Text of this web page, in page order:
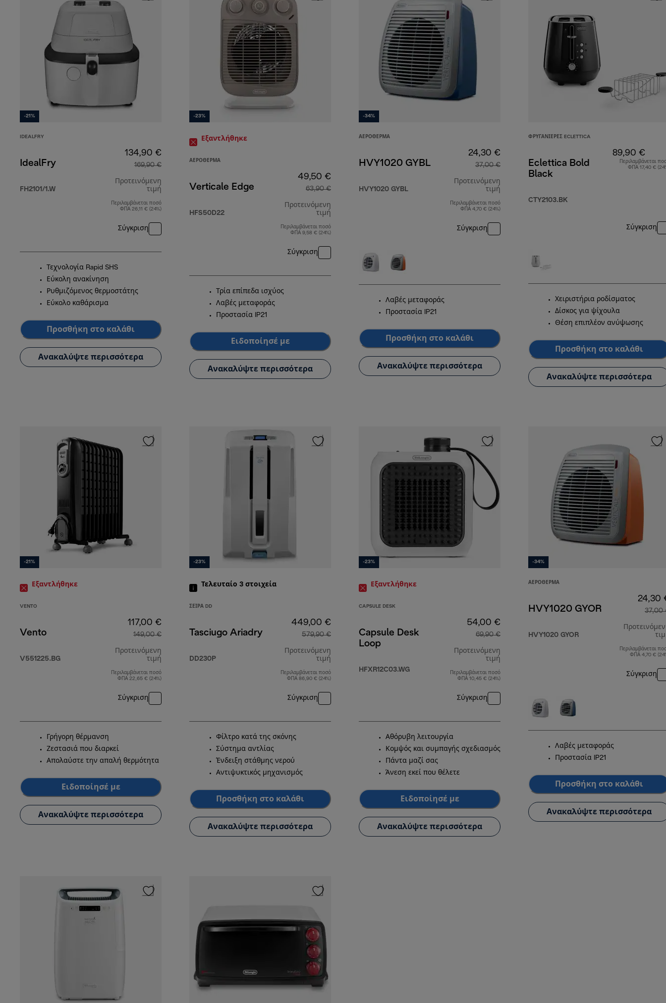
-21%
IDEALFRY
IdealFry
FH2101/1.W
134,90 €
169,90 €
Προτεινόμενη
τιμή
αρχική τιμή 169,90 €
Περιλαμβάνεται ποσό
ΦΠΑ 26,11 € (24%)
Σύγκριση
Τεχνολογία Rapid SHS
Εύκολη ανακίνηση
Ρυθμιζόμενος θερμοστάτης
Εύκολο καθάρισμα
Προσθήκη στο καλάθι
Ανακαλύψτε περισσότερα
-23%
Εξαντλήθηκε
ΑΕΡΌΘΕΡΜΑ
Verticale Edge
HFS50D22
49,50 €
63,90 €
Προτεινόμενη
τιμή
αρχική τιμή 63,90 €
Περιλαμβάνεται ποσό
ΦΠΑ 9,58 € (24%)
Σύγκριση
Τρία επίπεδα ισχύος
Λαβές μεταφοράς
Προστασία IP21
Ειδοποίησέ με
Ανακαλύψτε περισσότερα
-34%
ΑΕΡΌΘΕΡΜΑ
HVY1020 GYBL
HVY1020 GYBL
24,30 €
37,00 €
Προτεινόμενη
τιμή
αρχική τιμή 37,00 €
Περιλαμβάνεται ποσό
ΦΠΑ 4,70 € (24%)
Σύγκριση
Λαβές μεταφοράς
Προστασία IP21
Προσθήκη στο καλάθι
Ανακαλύψτε περισσότερα
ΦΡΥΓΑΝΙΈΡΕΣ ECLETTICA
Eclettica Bold
Black
CTY2103.BK
89,90 €
Περιλαμβάνεται
ΦΠΑ 17,40 €
Σύγκριση
Χειριστήρια ροδίσματος
Δίσκος για ψίχουλα
Θέση επιπλέον ανύψωσης
Προσθήκη στο καλάθι
Ανακαλύψτε περισσότερα
-21%
Εξαντλήθηκε
VENTO
Vento
V551225.BG
117,00 €
149,00 €
Προτεινόμενη
τιμή
αρχική τιμή 149,00 €
Περιλαμβάνεται ποσό
ΦΠΑ 22,65 € (24%)
Σύγκριση
Γρήγορη θέρμανση
Ζεστασιά που διαρκεί
Απολαύστε την απαλή θερμότητα
Ειδοποίησέ με
Ανακαλύψτε περισσότερα
-23%
Τελευταίο 3 στοιχεία
ΣΕΙΡΆ DD
Tasciugo Ariadry
DD230P
449,00 €
579,90 €
Προτεινόμενη
τιμή
αρχική τιμή 579,90 €
Περιλαμβάνεται ποσό
ΦΠΑ 86,90 € (24%)
Σύγκριση
Φίλτρο κατά της σκόνης
Σύστημα αντλίας
Ένδειξη στάθμης νερού
Αντιψυκτικός μηχανισμός
Προσθήκη στο καλάθι
Ανακαλύψτε περισσότερα
-23%
Εξαντλήθηκε
CAPSULE DESK
Capsule Desk
Loop
HFXR12C03.WG
54,00 €
69,90 €
Προτεινόμενη
τιμή
αρχική τιμή 69,90 €
Περιλαμβάνεται ποσό
ΦΠΑ 10,45 € (24%)
Σύγκριση
Αθόρυβη λειτουργία
Κομψός και συμπαγής σχεδιασμός
Πάντα μαζί σας
Άνεση εκεί που θέλετε
Ειδοποίησέ με
Ανακαλύψτε περισσότερα
-34%
ΑΕΡΌΘΕΡΜΑ
HVY1020 GYOR
HVY1020 GYOR
24,30
37,00
Περιλαμβάνεται
ΦΠΑ 4,70 €
Σύγκριση
Λαβές μεταφοράς
Προστασία IP21
Προσθήκη στο καλάθι
Ανακαλύψτε περισσότερα